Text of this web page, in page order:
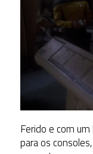
Ferido e com
para os